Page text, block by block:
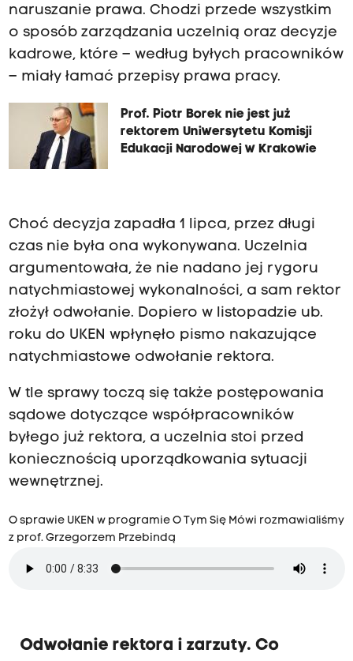
naruszanie prawa. Chodzi przede wszystkim
o sposób zarządzania uczelnią oraz decyzje
kadrowe, które – według byłych pracowników
– miały łamać przepisy prawa pracy.
Prof. Piotr Borek nie jest już
rektorem Uniwersytetu Komisji
Edukacji Narodowej w Krakowie
Choć decyzja zapadła 1 lipca, przez długi
czas nie była ona wykonywana. Uczelnia
argumentowała, że nie nadano jej rygoru
natychmiastowej wykonalności, a sam rektor
złożył odwołanie. Dopiero w listopadzie ub.
roku do UKEN wpłynęło pismo nakazujące
natychmiastowe odwołanie rektora.
W tle sprawy toczą się także postępowania
sądowe dotyczące współpracowników
byłego już rektora, a uczelnia stoi przed
koniecznością uporządkowania sytuacji
wewnętrznej.
O sprawie UKEN w programie O Tym Się Mówi rozmawialiśmy
z prof. Grzegorzem Przebindą
Odwołanie rektora i zarzuty. Co